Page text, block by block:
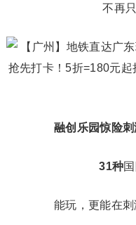
不再
融创乐园惊险刺
31种
能玩，更能在